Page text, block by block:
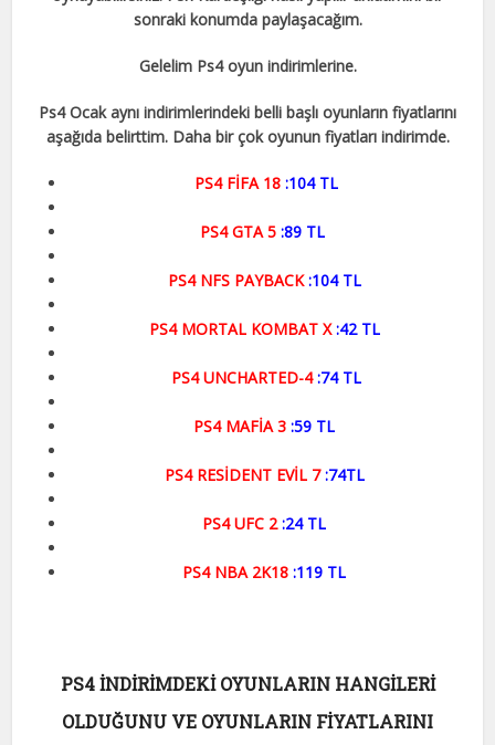
sonraki konumda paylaşacağım.
Gelelim Ps4 oyun indirimlerine.
Ps4 Ocak aynı indirimlerindeki belli başlı oyunların fiyatlarını
aşağıda belirttim. Daha bir çok oyunun fiyatları indirimde.
PS4 FİFA 18 :104 TL
PS4 GTA 5 :89 TL
PS4 NFS PAYBACK:104 TL
PS4 MORTAL KOMBAT X:42 TL
PS4 UNCHARTED-4:74 TL
PS4 MAFİA 3 :59 TL
PS4 RESİDENT EVİL 7:74TL
PS4 UFC 2:24 TL
PS4 NBA 2K18 :119 TL
PS4 İNDİRİMDEKİ OYUNLARIN HANGİLERİ
OLDUĞUNU VE OYUNLARIN FİYATLARINI